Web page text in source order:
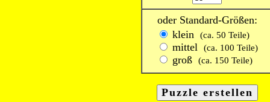
oder Standard-Größen:
klein
(ca. 50 Teile)
mittel (ca. 100 Teile)
groß (ca. 150 Teile)